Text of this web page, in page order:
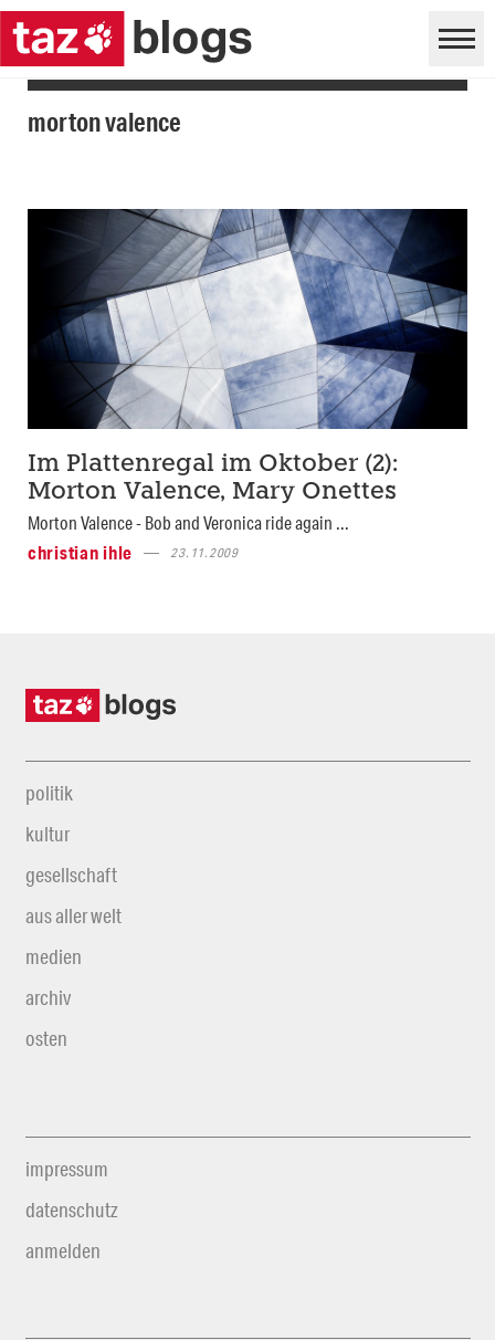
morton valence
Im Plattenregal im Oktober (2):
Morton Valence, Mary Onettes
Morton Valence - Bob and Veronica ride again ...
christian ihle
23.11.2009
politik
kultur
gesellschaft
aus aller welt
medien
archiv
osten
impressum
datenschutz
anmelden